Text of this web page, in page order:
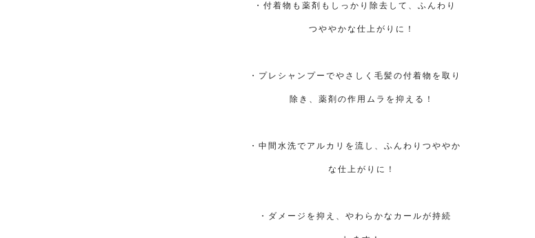
・付着物も薬剤もしっかり除去して、ふんわり
つややかな仕上がりに！
・プレシャンプーでやさしく毛髪の付着物を取り
除き、薬剤の作用ムラを抑える！
・中間水洗でアルカリを流し、ふんわりつややか
な仕上がりに！
・ダメージを抑え、やわらかなカールが持続